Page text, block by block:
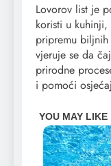
Lovorov list je
koristi u
pripremu biljnih
vjeruje se da
prirodne
i pomoći